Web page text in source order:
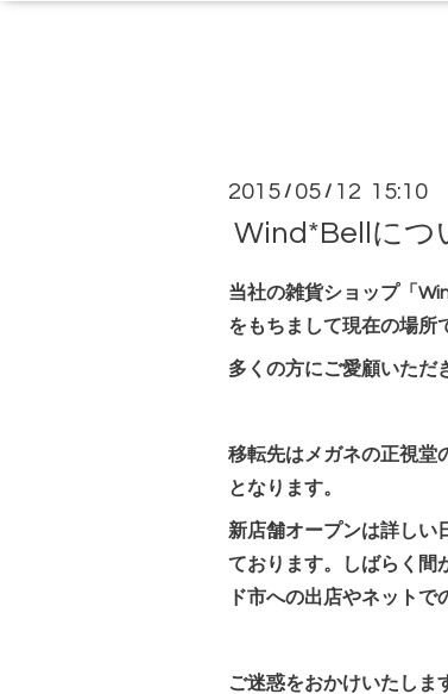
2015 / 05 / 12 15:10
Wind*Bellにつ
当社の雑貨ショップ「
をもちまして現在の場所
多くの方にご愛顧いただ
移転先はメガネの正視堂
となります。
新店舗オープンは詳しい
ております。しばらく間
ド市への出店やネットで
ご迷惑をおかけいたしま